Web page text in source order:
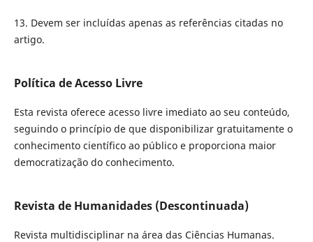
13. Devem ser incluídas apenas as referências citadas no
artigo.
Política de Acesso Livre
Esta revista oferece acesso livre imediato ao seu conteúdo,
seguindo o princípio de que disponibilizar gratuitamente o
conhecimento científico ao público e proporciona maior
democratização do conhecimento.
Revista de Humanidades (Descontinuada)
Revista multidisciplinar na área das Ciências Humanas.